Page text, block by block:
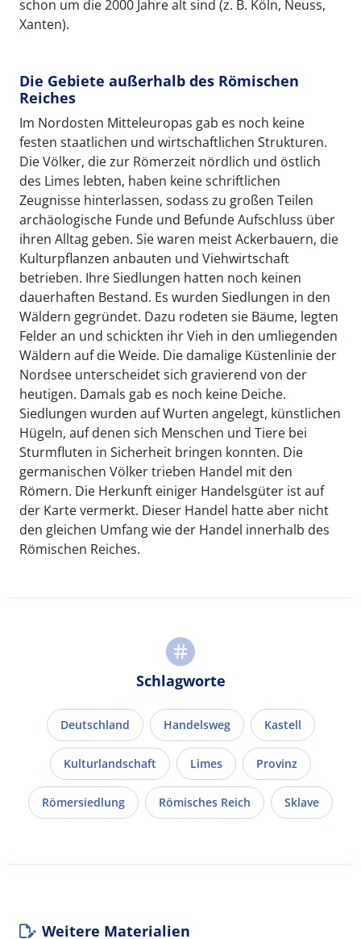
schon um die 2000 Jahre alt sind (z. B. Köln, Neuss,
Xanten).
Die Gebiete außerhalb des Römischen
Reiches
Im Nordosten Mitteleuropas gab es noch keine
festen staatlichen und wirtschaftlichen Strukturen.
Die Völker, die zur Römerzeit nördlich und östlich
des Limes lebten, haben keine schriftlichen
Zeugnisse hinterlassen, sodass zu großen Teilen
archäologische Funde und Befunde Aufschluss über
ihren Alltag geben. Sie waren meist Ackerbauern, die
Kulturpflanzen anbauten und Viehwirtschaft
betrieben. Ihre Siedlungen hatten noch keinen
dauerhaften Bestand. Es wurden Siedlungen in den
Wäldern gegründet. Dazu rodeten sie Bäume, legten
Felder an und schickten ihr Vieh in den umliegenden
Wäldern auf die Weide. Die damalige Küstenlinie der
Nordsee unterscheidet sich gravierend von der
heutigen. Damals gab es noch keine Deiche.
Siedlungen wurden auf Wurten angelegt, künstlichen
Hügeln, auf denen sich Menschen und Tiere bei
Sturmfluten in Sicherheit bringen konnten. Die
germanischen Völker trieben Handel mit den
Römern. Die Herkunft einiger Handelsgüter ist auf
der Karte vermerkt. Dieser Handel hatte aber nicht
den gleichen Umfang wie der Handel innerhalb des
Römischen Reiches.
Schlagworte
Deutschland Handelsweg Kastell
Kulturlandschaft Limes Provinz
Römersiedlung Römisches Reich Sklave
Weitere Materialien